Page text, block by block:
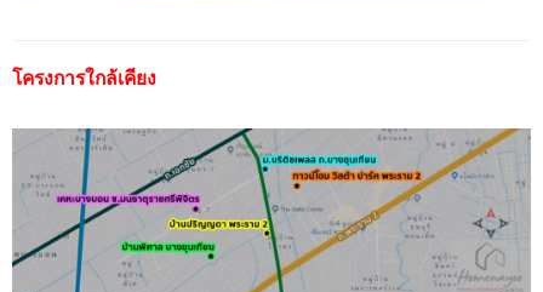
โครงการใกล้เคียง